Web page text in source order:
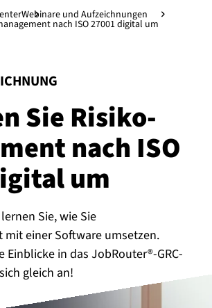
↓
Webinare und Aufzeichnungen
nach ISO 27001 digital um
Sie Ri­si­ko­
nach ISO
um
Sie, wie Sie
mit einer Software umsetzen.
Einblicke in das JobRouter®-GRC-
gleich an!